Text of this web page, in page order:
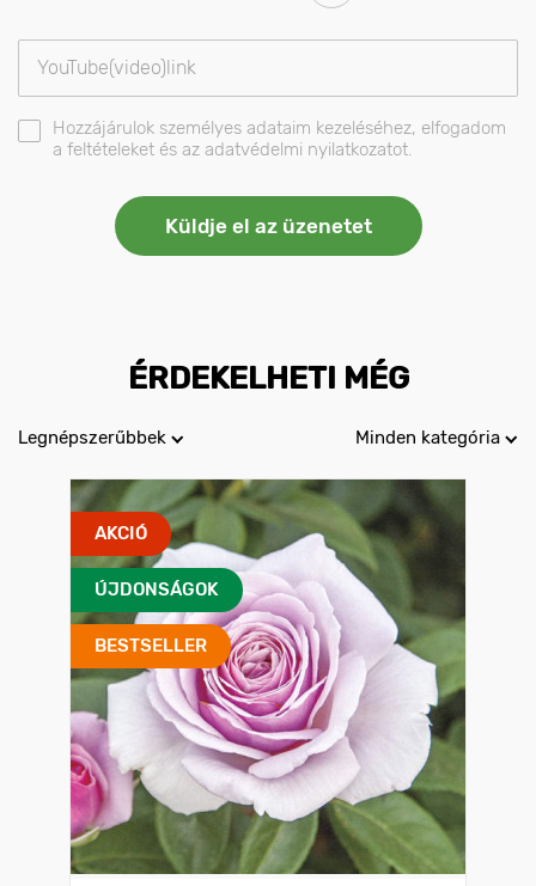
Hozzájárulok személyes adataim kezeléséhez, elfogadom
a feltételeket és az adatvédelmi nyilatkozatot.
ÉRDEKELHETI MÉG
Legnépszerűbbek Minden kategória
AKCIÓ
ÚJDONSÁGOK
BESTSELLER